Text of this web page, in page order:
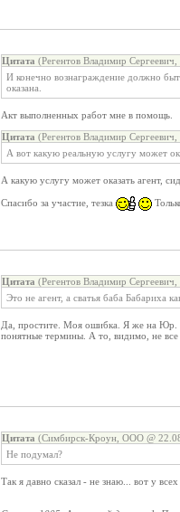
Цитата (Регентов Владимир
И конечно вознаграждение должно
оказана.
Акт выполненных работ мне в помощь.
Цитата (Регентов Владимир
А вот какую реальную услугу может
А какую услугу может оказать агент,
Спасибо за участие, тезка
Цитата (Регентов Владимир
Это не агент, а сватья баба Бабариха
Да, простите. Моя ошибка. Я же на Юр.
понятные термины. А то, видимо, не
Цитата (Симбирск-Кроун, ООО @
Не подумал?
Так я давно сказал - не знаю... вот у